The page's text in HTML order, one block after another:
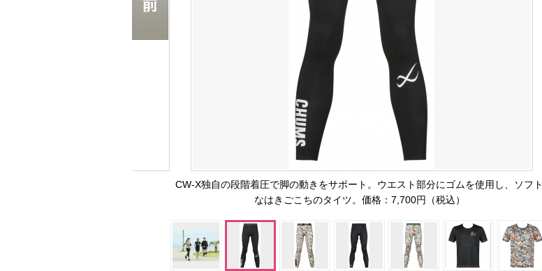
CW-X独自の段階着圧で脚の動きをサポート。ウエスト部分にゴムを使用し、ソフト
なはきごこちのタイツ。価格：7,700円（税込）